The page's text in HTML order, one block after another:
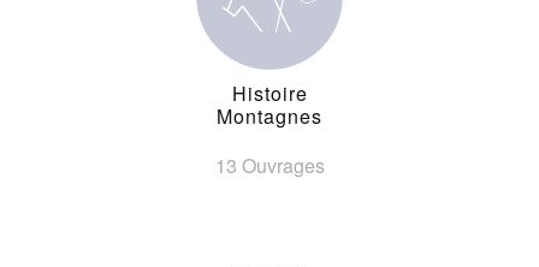
Histoire
Montagnes
13 Ouvrages